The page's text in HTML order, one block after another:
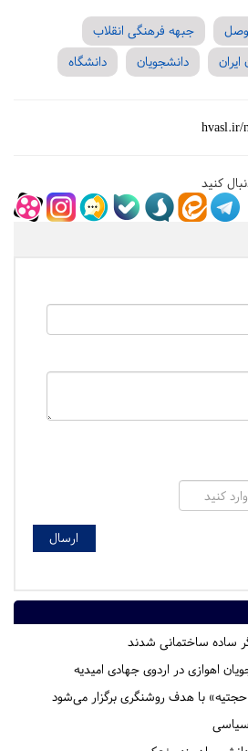
جبهه فرهنگی انقلاب
ایران دانشجویان دانشگاه
hvasl.ir/
کنید
ساده ساختمانی شدند
اهوازی در اردوی جهادی امیدیه
با هدف روشنگری برگزار می‌شود
سیاسی